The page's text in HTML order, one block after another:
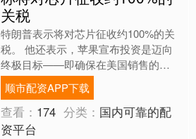
关税
特朗普表示将对芯片征收约100%的关
税。 他还表示，苹果宣布投资是迈向
终极目标——即确保在美国销售的
iPhone是在美国制造——的重要一步。
海量资讯、精准解读....
顺市配资APP下载
查看： 174 分类： 国内可靠的配
资平台